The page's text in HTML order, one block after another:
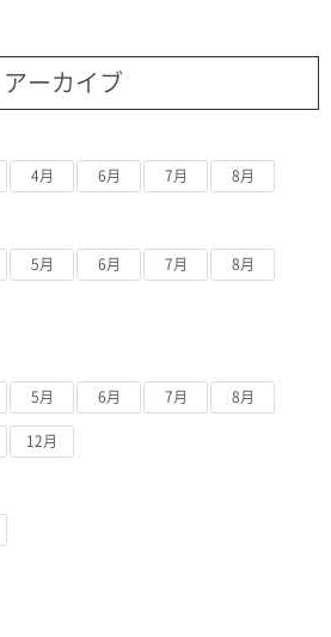
アーカイブ
4月 6月 7月 8月
5月 6月 7月 8月
5月 6月 7月 8月
12月